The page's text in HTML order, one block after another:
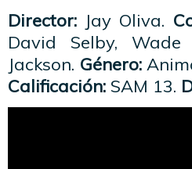
Director: Jay Oliva.
David Selby,
Jackson. Género:
Calificación: SAM 13.